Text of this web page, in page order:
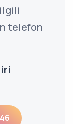
telefon